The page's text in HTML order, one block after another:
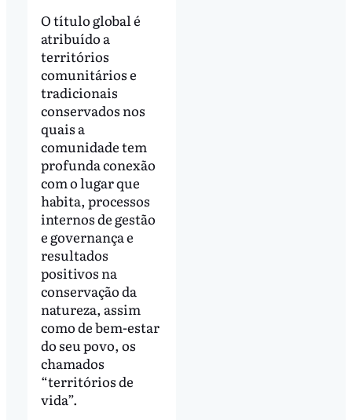
O título global é
atribuído a
territórios
comunitários e
tradicionais
conservados nos
quais a
comunidade tem
profunda conexão
com o lugar que
habita, processos
internos de gestão
e governança e
resultados
positivos na
conservação da
natureza, assim
como de bem-estar
do seu povo, os
chamados
“territórios de
vida”.